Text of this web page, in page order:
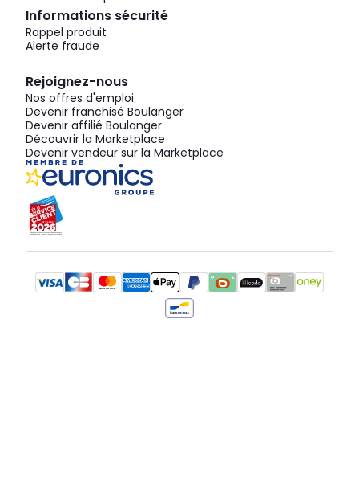
Informations sécurité
Rappel produit
Alerte fraude
Rejoignez-nous
Nos offres d'emploi
Devenir franchisé Boulanger
Devenir affilié Boulanger
Découvrir la Marketplace
Devenir vendeur sur la Marketplace